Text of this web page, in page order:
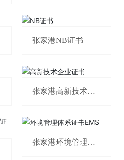
张家港NB证书
张家港高新技术企
张家港环境管理体